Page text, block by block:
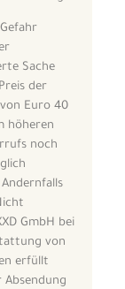
Sache
der
Euro 40
höheren
noch
GmbH bei
von
erfüllt